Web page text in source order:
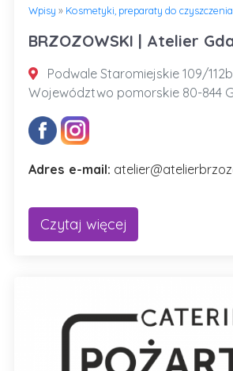
Wpisy » Kosmetyki, preparaty do
BRZOZOWSKI | Atelier
Podwale Staromiejskie 109/
Województwo pomorskie 80-844
Adres e-mail:
Czytaj więcej